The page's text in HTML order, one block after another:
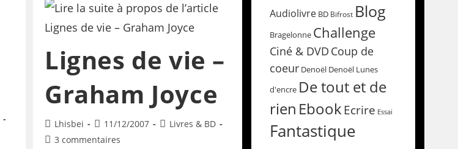
Lignes de vie –
Graham Joyce
Lhisbei 11/12/2007
Livres & BD
3 commentaires
Audiolivre BD Bifrost Blog
Bragelonne Challenge
Ciné & DVD Coup de
coeur Denoël Denoël Lunes
d'encre De tout et de
rien EbookEcrire Essai
Fantastique